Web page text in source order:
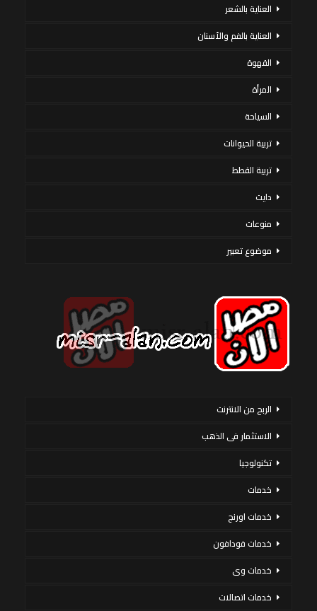
العناية بالشعر
العناية بالفم والأسنان
القهوة
المرأة
السياحة
تربية الحيوانات
تربية القطط
دايت
منوعات
موضوع تعبير
الربح من الانترنت
الاستثمار فى الذهب
تكنولوجيا
خدمات
خدمات اورنج
خدمات فودافون
خدمات وى
خدمات اتصالات